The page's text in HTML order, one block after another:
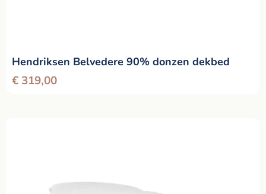
Hendriksen Belvedere 90% donzen dekbed
€ 319,00